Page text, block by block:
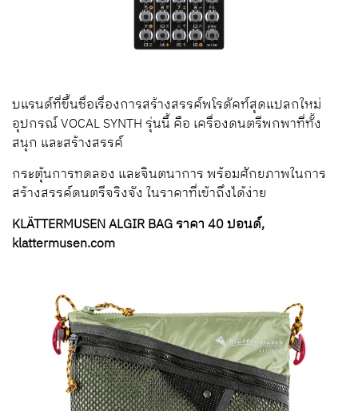
บแรนด์ที่ขึ้นชื่อเรื่องการสร้างสรรค์พโรดัคท์สุดแปลกใหม่
อุปกรณ์ VOCAL SYNTH รุ่นนี้ คือ เครื่องดนตรีพกพาที่ทั้ง
สนุก และสร้างสรรค์
กระตุ้นการทดลอง และจินตนาการ พร้อมศักยภาพในการ
สร้างสรรค์ดนตรีจริงจัง ในราคาที่เข้าถึงได้ง่าย
KLÄTTERMUSEN ALGIR BAG ราคา 40 ปอนด์,
klattermusen.com